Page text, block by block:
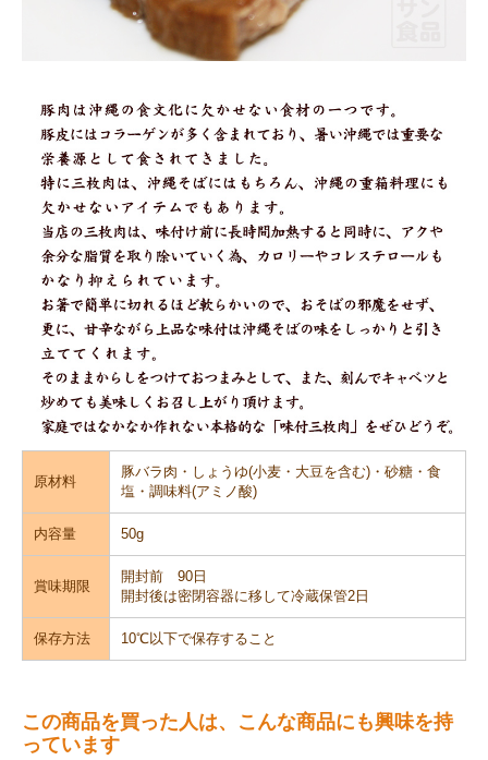
原材料
豚バラ肉・しょうゆ(小麦・大豆を含む)・砂糖・食
塩・調味料(アミノ酸)
内容量 50g
賞味期限
開封前 90日
開封後は密閉容器に移して冷蔵保管2日
保存方法 10℃以下で保存すること
この商品を買った人は、こんな商品にも興味を持
っています